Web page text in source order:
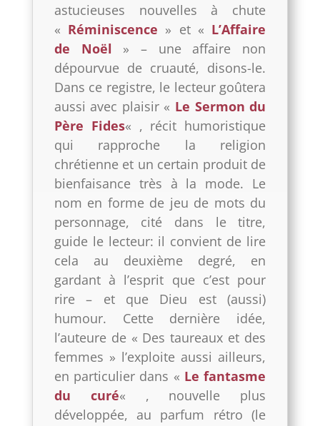
astucieuses nouvelles à chute
« Réminiscence » et « L’Affaire
de Noël » – une affaire non
dépourvue de cruauté, disons-le.
Dans ce registre, le lecteur goûtera
aussi avec plaisir « Le Sermon du
Père Fides« , récit humoristique
qui rapproche la religion
chrétienne et un certain produit de
bienfaisance très à la mode. Le
nom en forme de jeu de mots du
personnage, cité dans le titre,
guide le lecteur: il convient de lire
cela au deuxième degré, en
gardant à l’esprit que c’est pour
rire – et que Dieu est (aussi)
humour. Cette dernière idée,
l’auteure de « Des taureaux et des
femmes » l’exploite aussi ailleurs,
en particulier dans « Le fantasme
du curé« , nouvelle plus
développée, au parfum rétro (le